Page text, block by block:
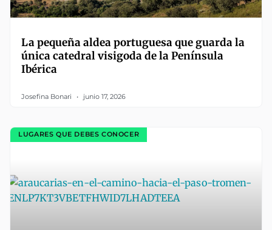
La pequeña aldea portuguesa que guarda la
única catedral visigoda de la Península
Ibérica
Josefina Bonari junio 17, 2026
LUGARES QUE DEBES CONOCER